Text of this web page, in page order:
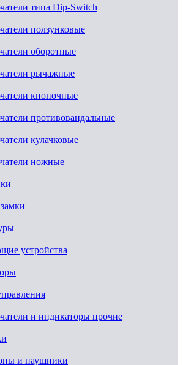
типа Dip-Switch
ползунковые
оборотные
рычажные
кнопочные
противовандальные
кулачковые
ножные
устройства
и индикаторы прочие
и наушники